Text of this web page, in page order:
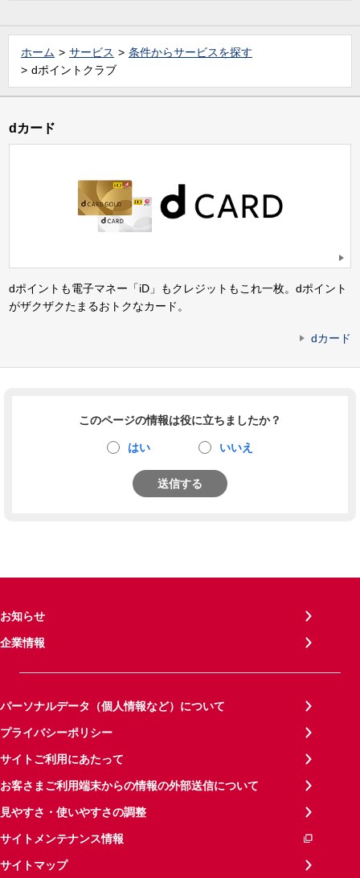
ホーム サービス
条件からサービスを探す
dポイントクラブ
dカード
dポイントも電子マネー「iD」もクレジットもこれ一枚。dポイント
がザクザクたまるおトクなカード。
dカード
このページの情報は役に立ちましたか？
はい いいえ
送信する
お知らせ
企業情報
パーソナルデータ（個人情報など）について
プライバシーポリシー
サイトご利用にあたって
お客さまご利用端末からの情報の外部送信について
見やすさ・使いやすさの調整
サイトメンテナンス情報
サイトマップ